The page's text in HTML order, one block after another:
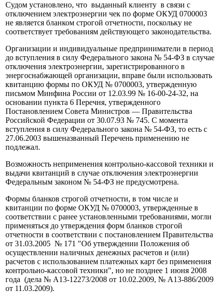
Судом установлено, что выданный клиенту в связи с
отключением электроэнергии чек по форме ОКУД 0700003
не является бланком строгой отчетности, поскольку не
соответствует требованиям действующего законодательства.
Организации и индивидуальные предприниматели в период
до вступления в силу Федерального закона № 54-ФЗ в случае
отключения электроэнергии, зарегистрированного в
энергоснабжающей организации, вправе были использовать
квитанцию формы по ОКУД № 0700003, утвержденную
письмом Минфина России от 12.03.99 № 16-00-24-32, на
основании пункта 6 Перечня, утвержденного
Постановлением Совета Министров — Правительства
Российской Федерации от 30.07.93 № 745. С момента
вступления в силу Федерального закона № 54-ФЗ, то есть с
27.06.2003 вышеназванный Перечень применению не
подлежал.
Возможность неприменения контрольно-кассовой техники и
выдачи квитанций в случае отключения электроэнергии
Федеральным законом № 54-ФЗ не предусмотрена.
Формы бланков строгой отчетности, в том числе и
квитанции по форме ОКУД № 0700003, утвержденные в
соответствии с ранее установленными требованиями, могли
применяться до утверждения форм бланков строгой
отчетности в соответствии с постановлением Правительства
от 31.03.2005 № 171 "Об утверждении Положения об
осуществлении наличных денежных расчетов и (или)
расчетов с использованием платежных карт без применения
контрольно-кассовой техники", но не позднее 1 июня 2008
года (дела № А13-12273/2008 от 10.02.2009, № А13-886/2009
от 11.03.2009).